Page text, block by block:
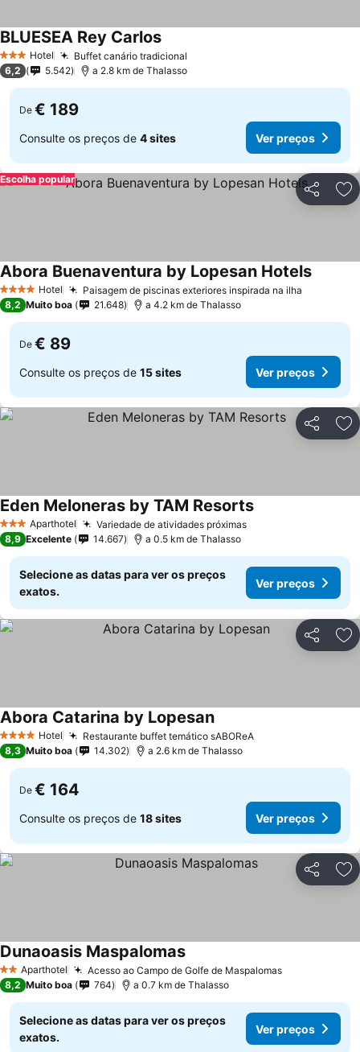
3 EstrelasHotel Buffet canário tradicional
BLUESEA Rey Carlos
6,2 5.542 a 2.8 km de Thalasso
De € 189
Consulte os preços de 4 sites Ver preços
Partilhar
Escolha popular
4 EstrelasHotel Paisagem de piscinas exteriores inspirada na ilha
Abora Buenaventura by Lopesan Hotels
8,2 Muito boa 21.648 a 4.2 km de Thalasso
De € 89
Consulte os preços de 15 sites Ver preços
Partilhar
3 EstrelasAparthotel Variedade de atividades próximas
Eden Meloneras by TAM Resorts
8,9 Excelente 14.667 a 0.5 km de Thalasso
Selecione as datas para ver os preços
exatos.
Ver preços
Partilhar
4 EstrelasHotel Restaurante buffet temático sABOReA
Abora Catarina by Lopesan
8,3 Muito boa 14.302 a 2.6 km de Thalasso
De € 164
Consulte os preços de 18 sites Ver preços
Partilhar
2 EstrelasAparthotel Acesso ao Campo de Golfe de Maspalomas
Dunaoasis Maspalomas
8,2 Muito boa 764 a 0.7 km de Thalasso
Selecione as datas para ver os preços
exatos.
Ver preços